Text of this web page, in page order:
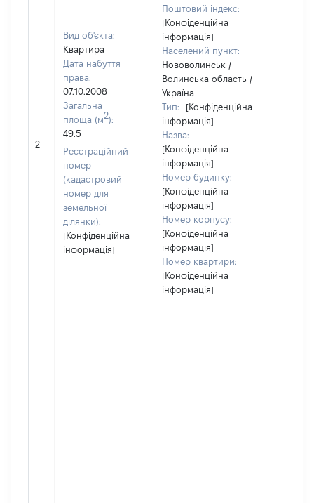
2
Вид об'єкта:
Квартира
Дата набуття
права:
07.10.2008
Загальна
площа (м2):
49.5
Реєстраційний
номер
(кадастровий
номер для
земельної
ділянки):
[Конфіденційна
інформація]
Поштовий індекс:
[Конфіденційна
інформація]
Населений пункт:
Нововолинськ /
Волинська область /
Україна
Тип:
[Конфіденційна
інформація]
Назва:
[Конфіденційна
інформація]
Номер будинку:
[Конфіденційна
інформація]
Номер корпусу:
[Конфіденційна
інформація]
Номер квартири:
[Конфіденційна
інформація]